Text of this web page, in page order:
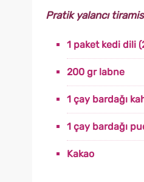
Pratik yalancı
1 paket kedi dili
200 gr labne
1 çay bardağı
1 çay bardağı
Kakao